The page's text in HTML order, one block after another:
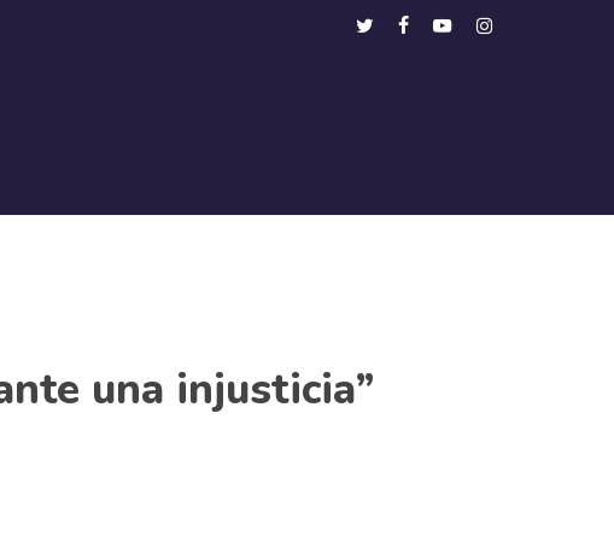
twitterfacebookyoutubeinstagram
una injusticia”